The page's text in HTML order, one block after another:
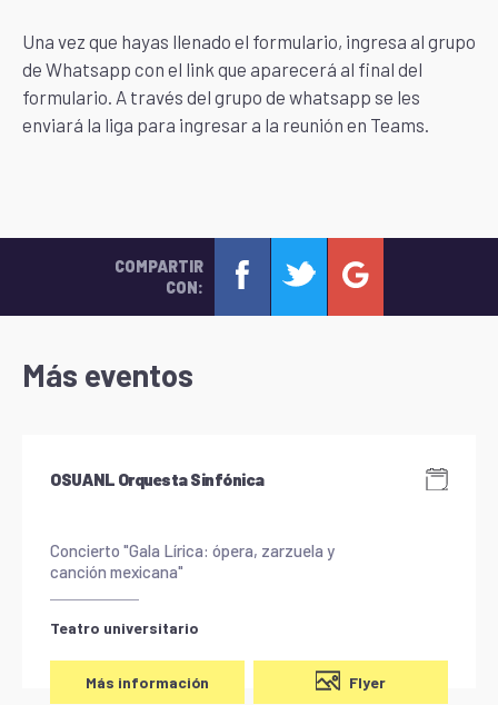
Una vez que hayas llenado el formulario, ingresa al grupo
de Whatsapp con el link que aparecerá al final del
formulario. A través del grupo de whatsapp se les
enviará la liga para ingresar a la reunión en Teams.
COMPARTIR
CON:
Más eventos
OSUANL Orquesta Sinfónica
Concierto "Gala Lírica: ópera, zarzuela y
canción mexicana"
Teatro universitario
Más información Flyer